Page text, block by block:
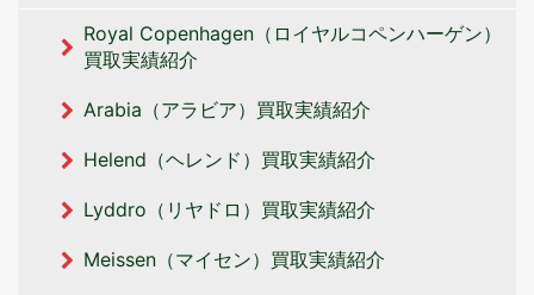
Royal Copenhagen（ロイヤルコペンハーゲン）
買取実績紹介
Arabia（アラビア）買取実績紹介
Helend（ヘレンド）買取実績紹介
Lyddro（リヤドロ）買取実績紹介
Meissen（マイセン）買取実績紹介